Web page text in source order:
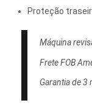
Proteção
Máquina
Frete FOB
Garantia de 3